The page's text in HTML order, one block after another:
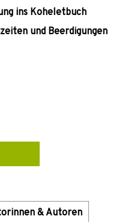
ins Koheletbuch
und Beerdigungen
& Autoren